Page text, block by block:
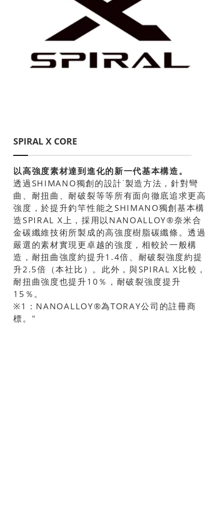
SPIRAL X CORE
以高強度素材達到進化的新一代基本構造。
透過SHIMANO獨創的設計˙製造方法，針對彎
曲、耐扭曲、耐破裂等等所有面向徹底追求更高
強度，於提升釣竿性能之SHIMANO獨創基本構
造SPIRAL X上，採用以NANOALLOY®奈米合
金碳纖維技術所製成的高強度樹脂碳纖條。透過
嚴選的素材實現更卓越的強度，相較於一般構
造，耐扭曲強度約提升1.4倍、耐破裂強度約提
升2.5倍（本社比）。此外，與SPIRAL X比較，
耐扭曲強度也提升10％，耐破裂強度提升
15％。
※1：NANOALLOY®為TORAY公司的註冊商
標。"